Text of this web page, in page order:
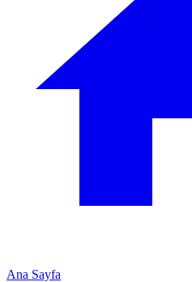
Ana Sayfa